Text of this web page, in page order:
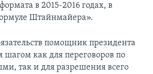
в 2015-2016 годах, в
Штайнмайера».
помощник президента
как для переговоров по
так и для разрешения всего